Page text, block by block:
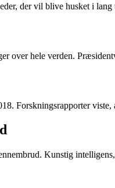
der vil blive husket i
over hele verden.
Forskningsrapporter
Kunstig